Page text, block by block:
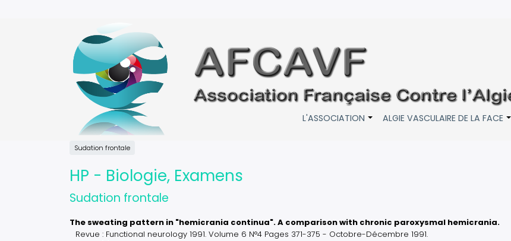
L'ASSOCIATION ALGIE VASCULAIRE DE LA FACE
Sudation frontale
HP - Biologie, Examens
Sudation frontale
The sweating pattern in "hemicrania continua". A comparison with chronic paroxysmal hemicrania.
Revue : Functional neurology 1991. Volume 6 N°4 Pages 371-375 - Octobre-Décembre 1991.